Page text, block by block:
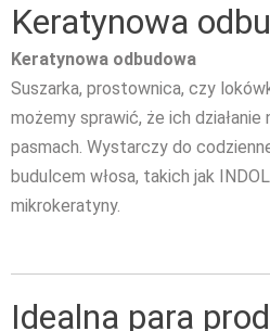
Keratynowa
Keratynowa odbudowa
Suszarka, prostownica, czy
możemy sprawić, że ich
pasmach. Wystarczy do
budulcem włosa, takich jak
mikrokeratyny.
Idealna para